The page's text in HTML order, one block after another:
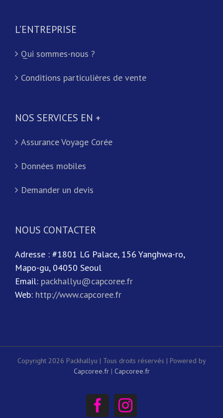
L’ENTREPRISE
Qui sommes-nous ?
Conditions particulières de vente
NOS SERVICES EN +
Assurance Voyage Corée
Données mobiles
Demander un devis
NOUS CONTACTER
Adresse : #1801 LG Palace, 156 Yanghwa-ro,
Mapo-gu, 04050 Seoul
Email: packhallyu@capcoree.fr
Web: http://www.capcoree.fr
Copyright 2026 Packhallyu | Tous droits réservés | Powered by
Capcoree.fr| Capcoree.fr
FacebookInstagram